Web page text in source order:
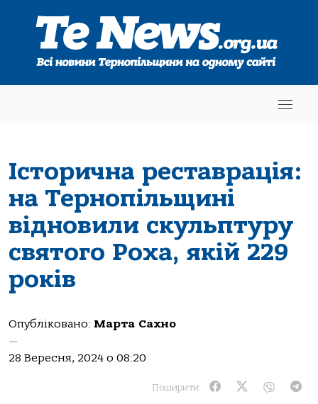
Історична реставрація:
на Тернопільщині
відновили скульптуру
святого Роха, якій 229
років
Опубліковано: Марта Сахно
—
28 Вересня, 2024 о 08:20
Поширити: